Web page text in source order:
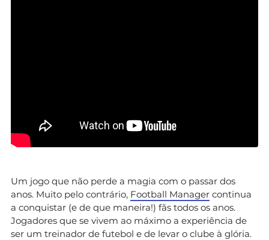
Um jogo que não perde a magia com o passar dos
anos. Muito pelo contrário, Football Manager continua
a conquistar (e de que maneira!) fãs todos os anos.
Jogadores que se vivem ao máximo a experiência de
ser um treinador de futebol e de levar o clube à glória.